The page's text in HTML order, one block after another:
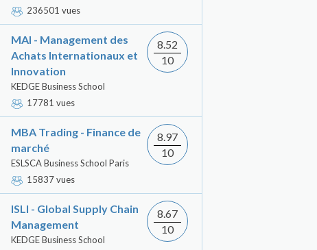
236501 vues
MAI - Management des
Achats Internationaux et
Innovation
KEDGE Business School
17781 vues
8.52
10
MBA Trading - Finance de
marché
ESLSCA Business School Paris
15837 vues
8.97
10
ISLI - Global Supply Chain
Management
KEDGE Business School
8.67
10